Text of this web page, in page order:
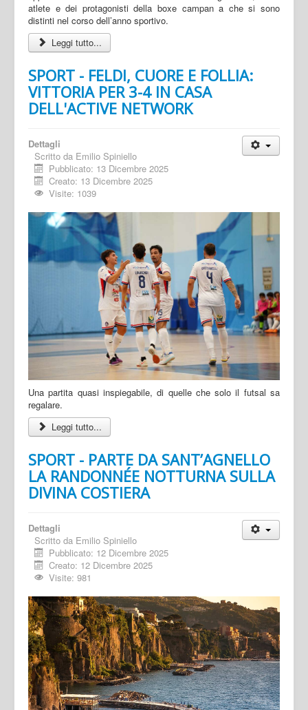
atlete e dei protagonisti della boxe campan a che si sono
distinti nel corso dell’anno sportivo.
Leggi tutto...
SPORT - FELDI, CUORE E FOLLIA:
VITTORIA PER 3-4 IN CASA
DELL'ACTIVE NETWORK
Dettagli
Scritto da Emilio Spiniello
Pubblicato: 13 Dicembre 2025
Creato: 13 Dicembre 2025
Visite: 1039
Una partita quasi inspiegabile, di quelle che solo il futsal sa
regalare.
Leggi tutto...
SPORT - PARTE DA SANT’AGNELLO
LA RANDONNÉE NOTTURNA SULLA
DIVINA COSTIERA
Dettagli
Scritto da Emilio Spiniello
Pubblicato: 12 Dicembre 2025
Creato: 12 Dicembre 2025
Visite: 981